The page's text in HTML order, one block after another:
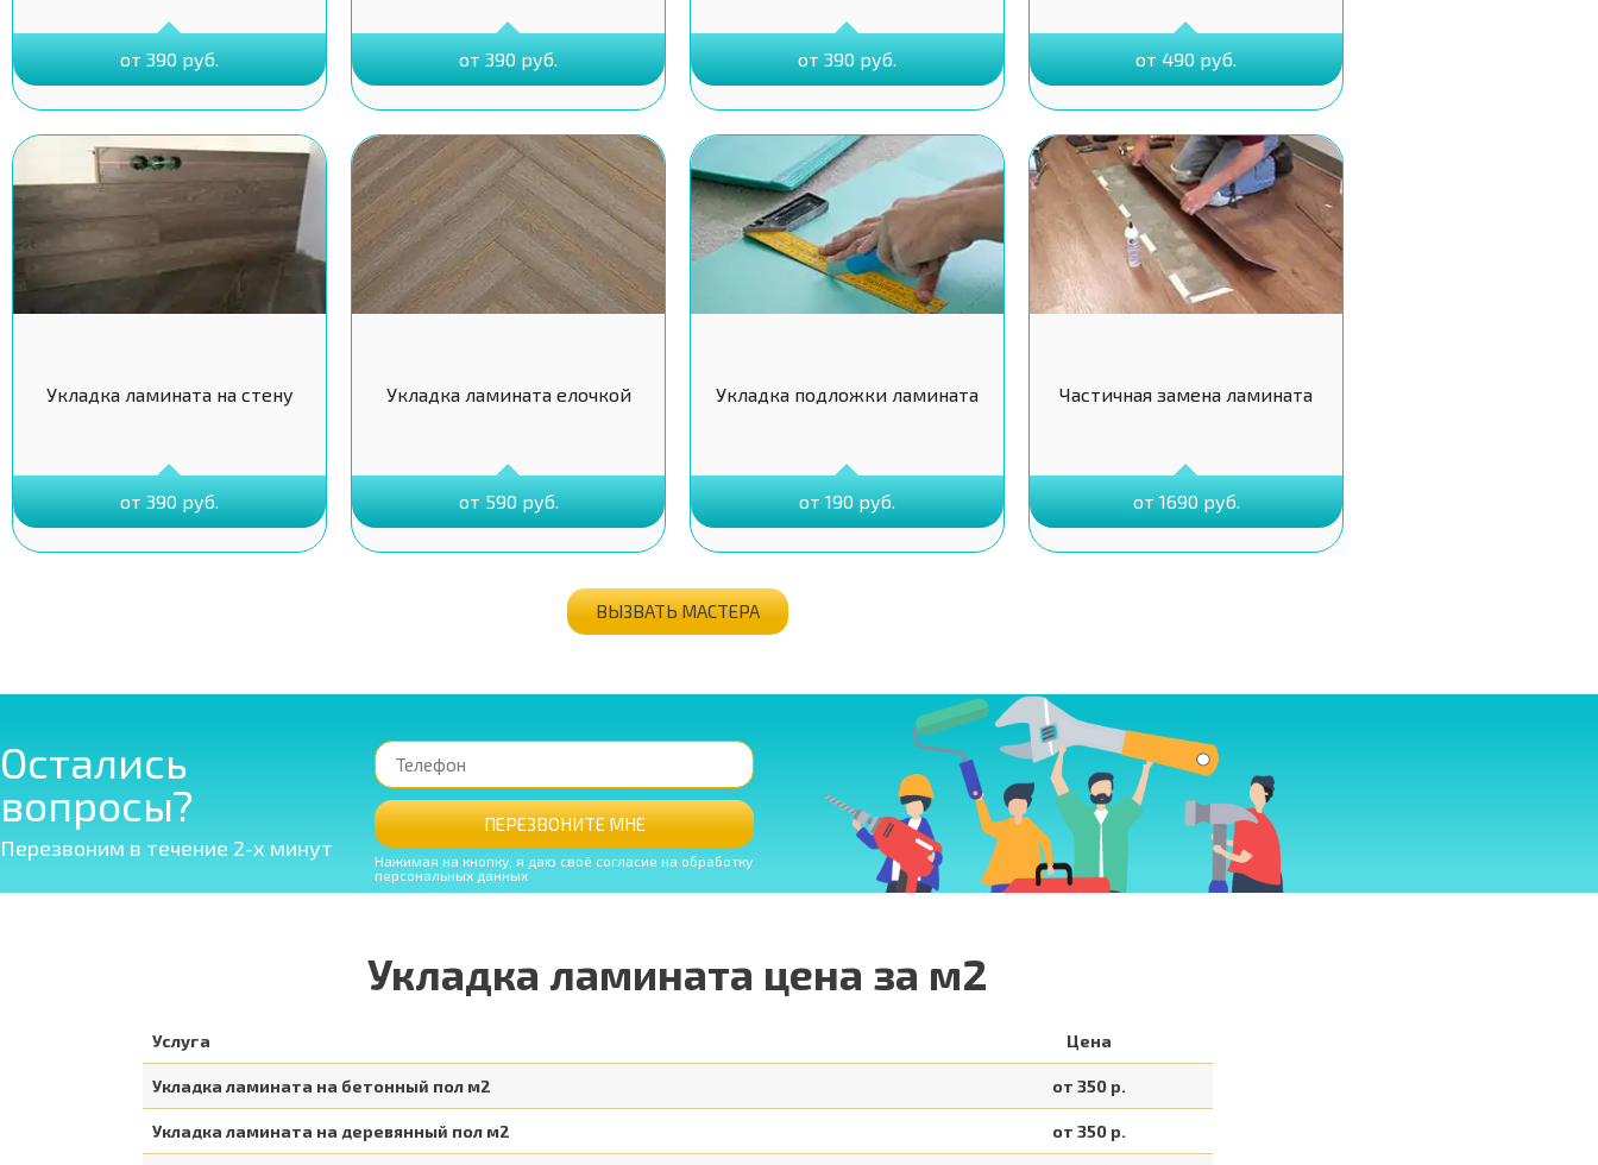
от 390 руб. от 390 руб. от 390 руб. от 490 руб.
Укладка ламината на стену
от 390 руб.
Укладка ламината елочкой
от 590 руб.
Укладка подложки ламината
от 190 руб.
Частичная замена ламината
от 1690 руб.
ВЫЗВАТЬ МАСТЕРА
Остались
вопросы?
Перезвоним в течение 2-х минут
ПЕРЕЗВОНИТЕ МНЕ
Нажимая на кнопку, я даю своё согласие на обработку
персональных данных
Укладка ламината цена за м2
Услуга Цена
Укладка ламината на бетонный пол м2 от 350 р.
Укладка ламината на деревянный пол м2 от 350 р.